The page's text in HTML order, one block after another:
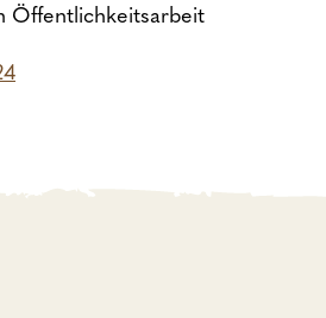
Öffentlichkeitsarbeit